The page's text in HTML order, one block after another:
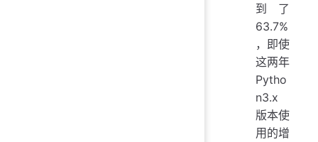
到了
63.7%
，即使
这两年
Pytho
n3.x
版本使
用的增